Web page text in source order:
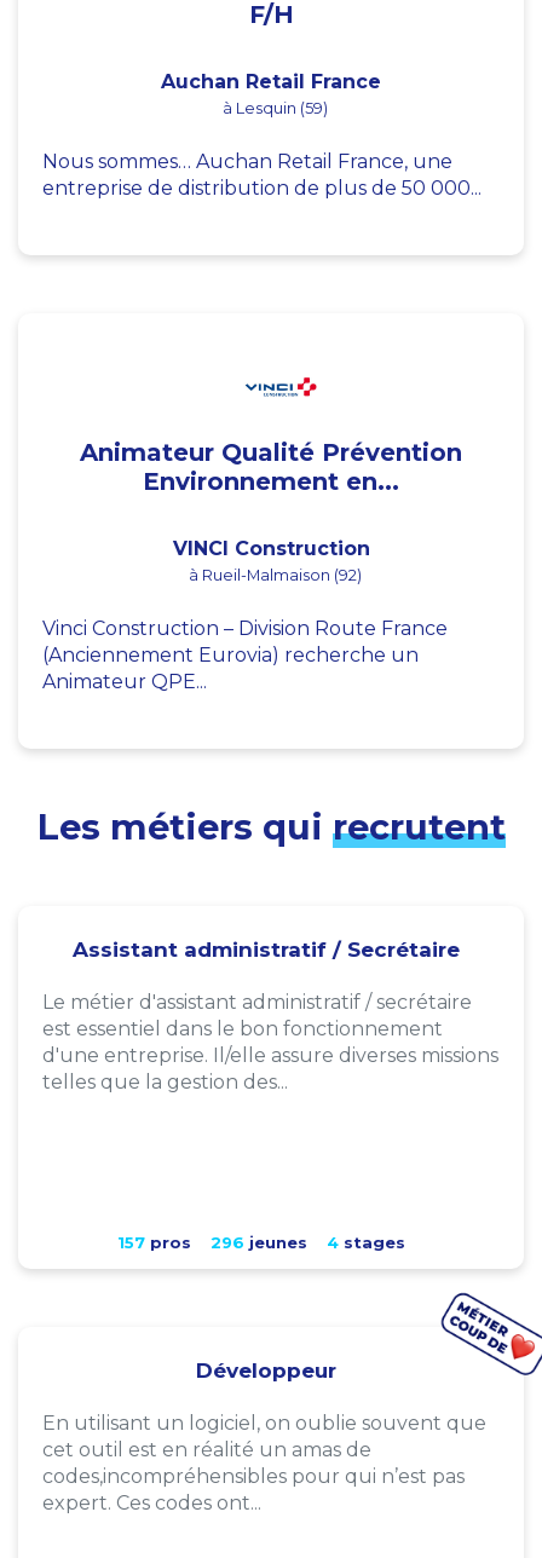
F/H
Auchan Retail France
à Lesquin (59)
Nous sommes… Auchan Retail France, une
entreprise de distribution de plus de 50 000...
Animateur Qualité Prévention
Environnement en...
VINCI Construction
à Rueil-Malmaison (92)
Vinci Construction – Division Route France
(Anciennement Eurovia) recherche un
Animateur QPE...
Les métiers qui recrutent
Assistant administratif / Secrétaire
Le métier d'assistant administratif / secrétaire
est essentiel dans le bon fonctionnement
d'une entreprise. Il/elle assure diverses missions
telles que la gestion des...
157 pros 296 jeunes 4 stages
Développeur
En utilisant un logiciel, on oublie souvent que
cet outil est en réalité un amas de
codes,incompréhensibles pour qui n’est pas
expert. Ces codes ont...